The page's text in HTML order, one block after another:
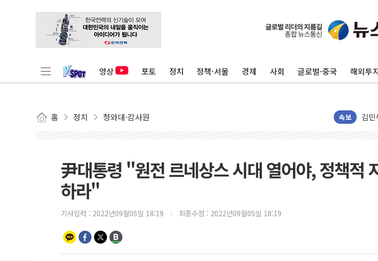
영상 포토 정치 정책·서울 경제 사회 글로벌·중국 해외투
홈 정치 청와대·감사원 속보
평택
포
[종
민주
김
[속
[속
[속
인
병무
尹대통령 "원전 르네상스 시대 열어야, 정책적
하라"
기사입력 : 2022년09월05일 18:19 최종수정 : 2022년09월05일 18:19